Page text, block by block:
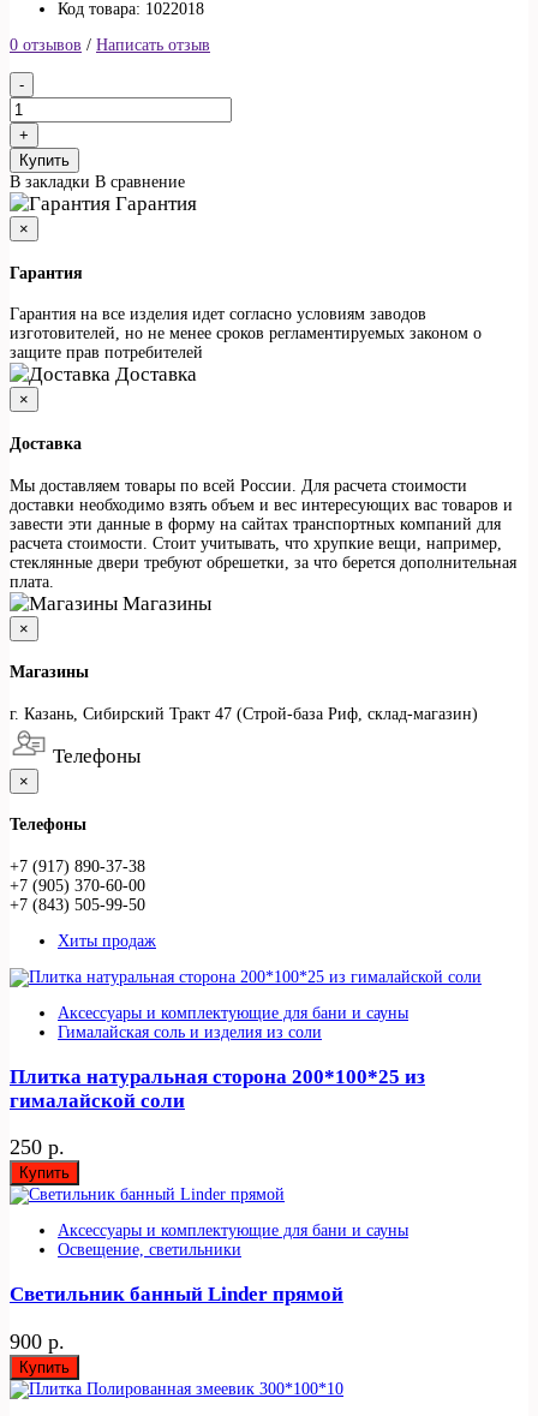
Код товара: 1022018
0 отзывов / Написать отзыв
Купить
В закладки В сравнение
Гарантия
×
Гарантия
Гарантия на все изделия идет согласно условиям заводов
изготовителей, но не менее сроков регламентируемых законом о
защите прав потребителей
Доставка
×
Доставка
Мы доставляем товары по всей России. Для расчета стоимости
доставки необходимо взять объем и вес интересующих вас товаров и
завести эти данные в форму на сайтах транспортных компаний для
расчета стоимости. Стоит учитывать, что хрупкие вещи, например,
стеклянные двери требуют обрешетки, за что берется дополнительная
плата.
Магазины
×
Магазины
г. Казань, Сибирский Тракт 47 (Строй-база Риф, склад-магазин)
Телефоны
×
Телефоны
+7 (917) 890-37-38
+7 (905) 370-60-00
+7 (843) 505-99-50
Хиты продаж
Аксессуары и комплектующие для бани и сауны
Гималайская соль и изделия из соли
Плитка натуральная сторона 200*100*25 из
гималайской соли
250 р.
Купить
Аксессуары и комплектующие для бани и сауны
Освещение, светильники
Светильник банный Linder прямой
900 р.
Купить